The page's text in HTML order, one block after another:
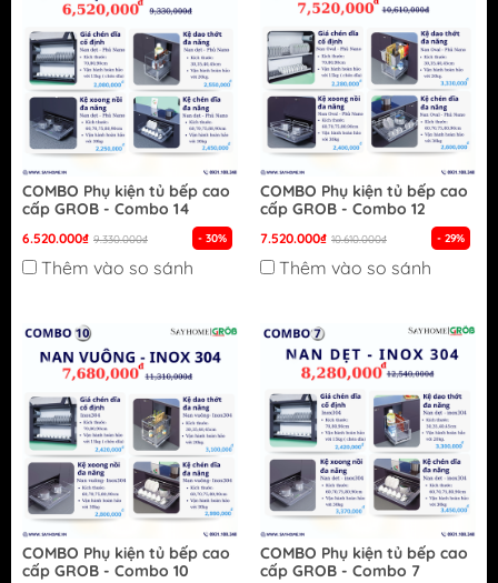
COMBO Phụ kiện tủ bếp cao
cấp GROB - Combo 14
6.520.000₫ 9.330.000₫ - 30%
Thêm vào so sánh
COMBO Phụ kiện tủ bếp cao
cấp GROB - Combo 12
7.520.000₫ 10.610.000₫ - 29%
Thêm vào so sánh
COMBO Phụ kiện tủ bếp cao
cấp GROB - Combo 10
COMBO Phụ kiện tủ bếp cao
cấp GROB - Combo 7